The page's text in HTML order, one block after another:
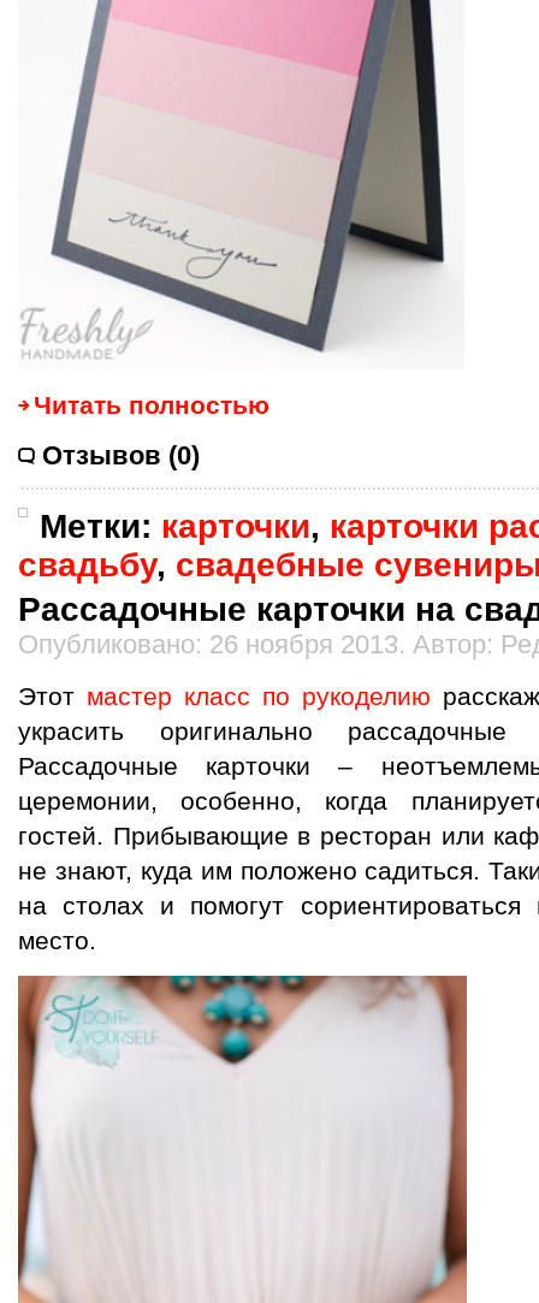
Читать полностью
Отзывов (0)
Метки: карточки, карточки
свадьбу, свадебные
Рассадочные карточки на
Опубликовано: 26 ноября 2013. Автор:
Этот мастер класс по рукоделию
украсить оригинально
Рассадочные карточки –
церемонии, особенно, когда
гостей. Прибывающие в ресторан или
не знают, куда им положено садиться.
на столах и помогут
место.